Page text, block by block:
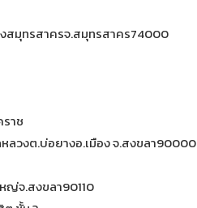
สมุทรสาครจ.สมุทรสาคร74000
าช
ลวงต.บ่อยางอ.เมือง จ.สงขลา90000
ญ่จ.สงขลา90110